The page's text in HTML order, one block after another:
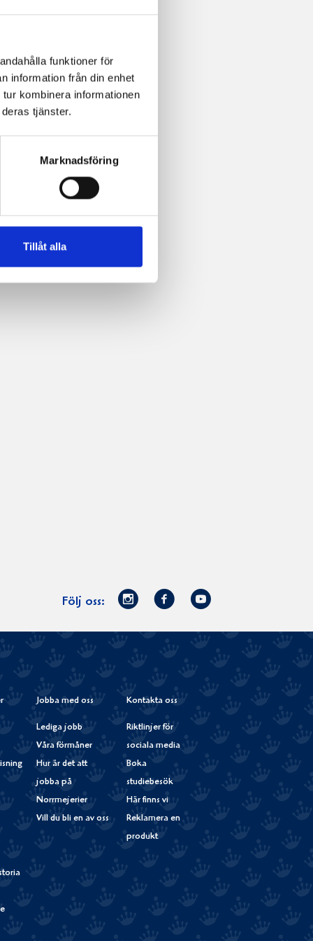
funktioner för
information från din enhet
kombinera informationen
tjänster.
Marknadsföring
Tillåt alla
Följ oss:
Norrmejerier
Instagram
Facebook
Youtube
Jobba med oss
Lediga jobb
Våra förmåner
Hur är det att
jobba på
Norrmejerier
Vill du bli en av oss
Kontakta oss
Riktlinjer för
sociala media
Boka
studiebesök
Här finns vi
Reklamera en
produkt